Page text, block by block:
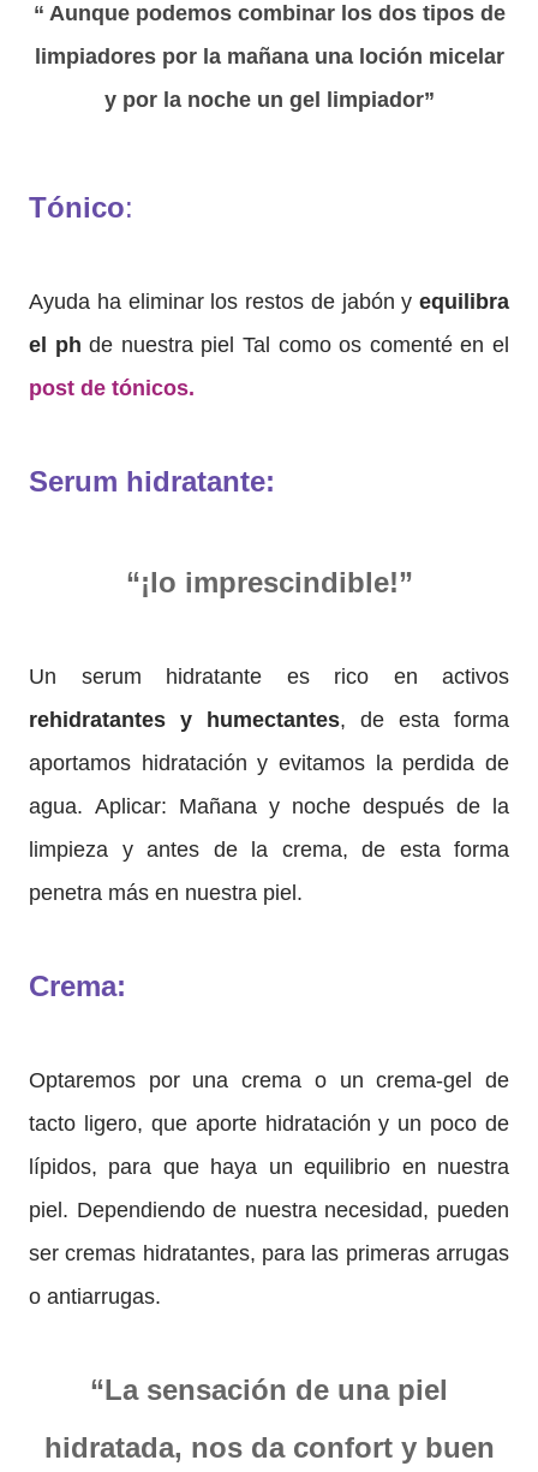
“ Aunque podemos combinar los dos tipos de
limpiadores por la mañana una loción micelar
y por la noche un gel limpiador”
Tónico:
Ayuda ha eliminar los restos de jabón y equilibra
el ph de nuestra piel Tal como os comenté en el
post de tónicos.
Serum hidratante:
“¡lo imprescindible!”
Un serum hidratante es rico en activos
rehidratantes y humectantes, de esta forma
aportamos hidratación y evitamos la perdida de
agua. Aplicar: Mañana y noche después de la
limpieza y antes de la crema, de esta forma
penetra más en nuestra piel.
Crema:
Optaremos por una crema o un crema-gel de
tacto ligero, que aporte hidratación y un poco de
lípidos, para que haya un equilibrio en nuestra
piel. Dependiendo de nuestra necesidad, pueden
ser cremas hidratantes, para las primeras arrugas
o antiarrugas.
“La sensación de una piel
hidratada, nos da confort y buen